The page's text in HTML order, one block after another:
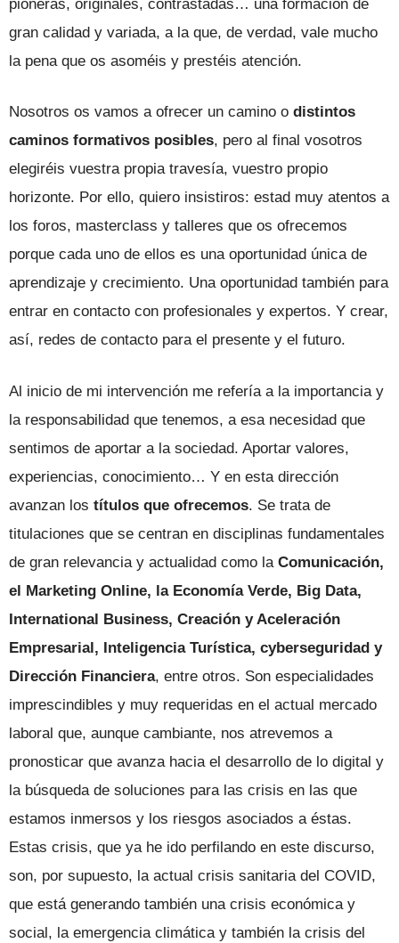
pioneras, originales, contrastadas… una formación de
gran calidad y variada, a la que, de verdad, vale mucho
la pena que os asoméis y prestéis atención.
Nosotros os vamos a ofrecer un camino o distintos
caminos formativos posibles, pero al final vosotros
elegiréis vuestra propia travesía, vuestro propio
horizonte. Por ello, quiero insistiros: estad muy atentos a
los foros, masterclass y talleres que os ofrecemos
porque cada uno de ellos es una oportunidad única de
aprendizaje y crecimiento. Una oportunidad también para
entrar en contacto con profesionales y expertos. Y crear,
así, redes de contacto para el presente y el futuro.
Al inicio de mi intervención me refería a la importancia y
la responsabilidad que tenemos, a esa necesidad que
sentimos de aportar a la sociedad. Aportar valores,
experiencias, conocimiento… Y en esta dirección
avanzan los títulos que ofrecemos. Se trata de
titulaciones que se centran en disciplinas fundamentales
de gran relevancia y actualidad como la Comunicación,
el Marketing Online, la Economía Verde, Big Data,
International Business, Creación y Aceleración
Empresarial, Inteligencia Turística, cyberseguridad y
Dirección Financiera, entre otros. Son especialidades
imprescindibles y muy requeridas en el actual mercado
laboral que, aunque cambiante, nos atrevemos a
pronosticar que avanza hacia el desarrollo de lo digital y
la búsqueda de soluciones para las crisis en las que
estamos inmersos y los riesgos asociados a éstas.
Estas crisis, que ya he ido perfilando en este discurso,
son, por supuesto, la actual crisis sanitaria del COVID,
que está generando también una crisis económica y
social, la emergencia climática y también la crisis del